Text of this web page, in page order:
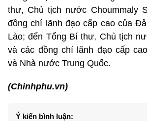
thư, Chủ tịch nước Choummaly
đồng chí lãnh đạo cấp cao của
Lào; đến Tổng Bí thư, Chủ tịch
và các đồng chí lãnh đạo cấp
và Nhà nước Trung Quốc.
(Chinhphu.vn)
Ý kiến bình luận: